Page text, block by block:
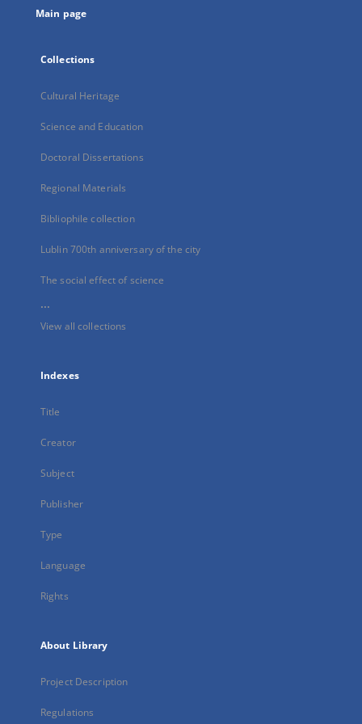
Main page
Collections
Cultural Heritage
Science and Education
Doctoral Dissertations
Regional Materials
Bibliophile collection
Lublin 700th anniversary of the city
The social effect of science
...
View all collections
Indexes
Title
Creator
Subject
Publisher
Type
Language
Rights
About Library
Project Description
Regulations